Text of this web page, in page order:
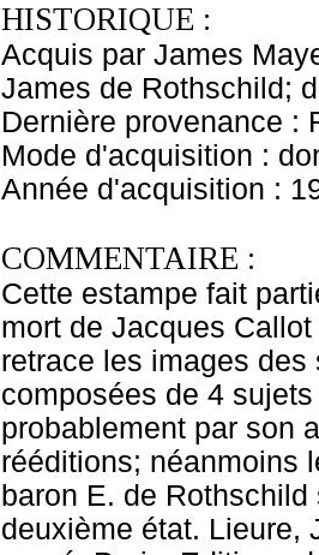
HISTORIQUE :
Acquis par James
James de Rothschild;
Dernière provenance :
Mode d'acquisition :
Année d'acquisition :
COMMENTAIRE :
Cette estampe fait
mort de Jacques
retrace les images
composées de 4
probablement par son
rééditions; néanmoins
baron E. de
deuxième état.